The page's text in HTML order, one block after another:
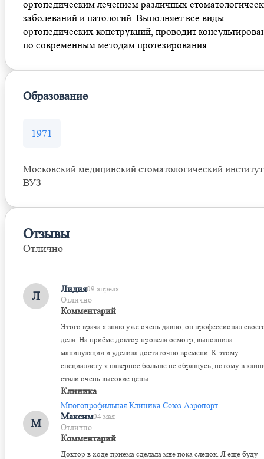
ортопедическим лечением различных
заболеваний и патологий. Выполняет все виды
ортопедических конструкций, проводит
по современным методам протезирования.
Образование
1971
Московский медицинский стоматологический институт
ВУЗ
Отзывы
Отлично
Л
Лидия09 апреля
Отлично
Комментарий
Этого врача я знаю уже очень давно, он профессионал
дела. На приёме доктор провела осмотр, выполнила
манипуляции и уделила достаточно времени. К этому
специалисту я наверное больше не обращусь, потому в
стали очень высокие цены.
Клиника
Многопрофильная Клиника Союз Аэропорт
М
Максим04 мая
Отлично
Комментарий
Доктор в ходе приема сделала мне пока слепок. Я еще буду